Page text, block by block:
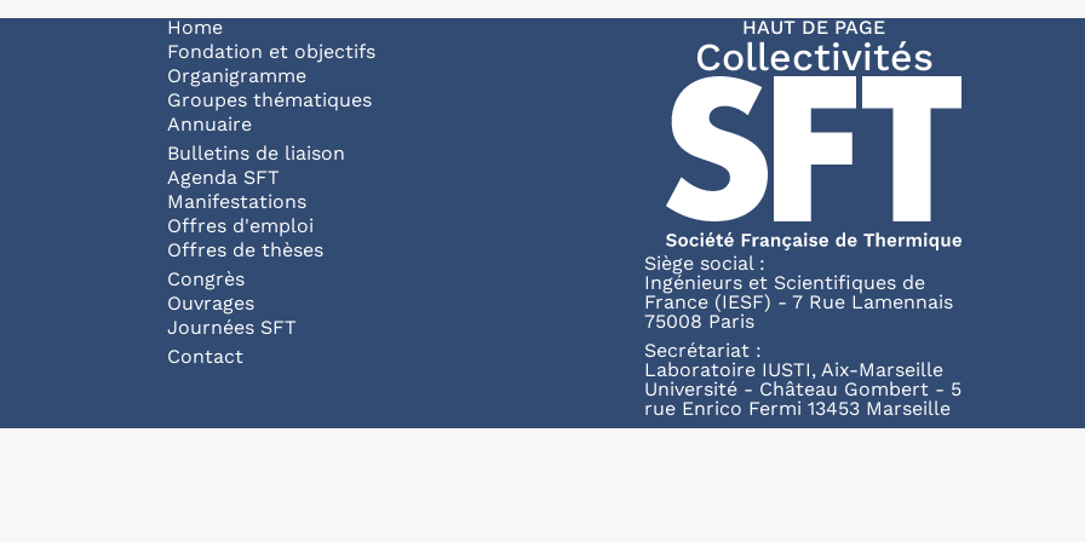
Navigation principale
Home
Fondation et objectifs
Organigramme
Groupes thématiques
Annuaire
Bulletins de liaison
Agenda SFT
Manifestations
Offres d'emploi
Offres de thèses
Congrès
Ouvrages
Journées SFT
Pied de page
Contact
HAUT DE PAGE
Collectivités
Siège social :
Ingénieurs et Scientifiques de
France (IESF) - 7 Rue Lamennais
75008 Paris
Secrétariat :
Laboratoire IUSTI, Aix-Marseille
Université - Château Gombert - 5
rue Enrico Fermi 13453 Marseille